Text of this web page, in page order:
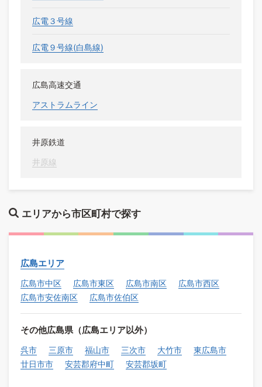
広電３号線
広電９号線(白島線)
広島高速交通
アストラムライン
井原鉄道
井原線
エリアから市区町村で探す
広島エリア
広島市中区 広島市東区 広島市南区
広島市西区
広島市安佐南区
広島市佐伯区
その他広島県（広島エリア以外）
呉市 三原市 福山市 三次市 大竹市
東広島市
廿日市市
安芸郡府中町 安芸郡坂町